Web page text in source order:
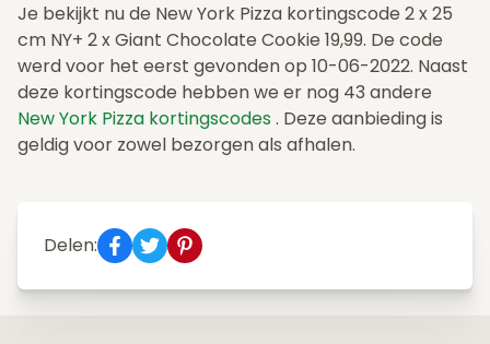
Je bekijkt nu de New York Pizza kortingscode 2 x 25
cm NY+ 2 x Giant Chocolate Cookie 19,99. De code
werd voor het eerst gevonden op 10-06-2022. Naast
deze kortingscode hebben we er nog 43 andere
New York Pizza kortingscodes . Deze aanbieding is
geldig voor zowel bezorgen als afhalen.
Delen: